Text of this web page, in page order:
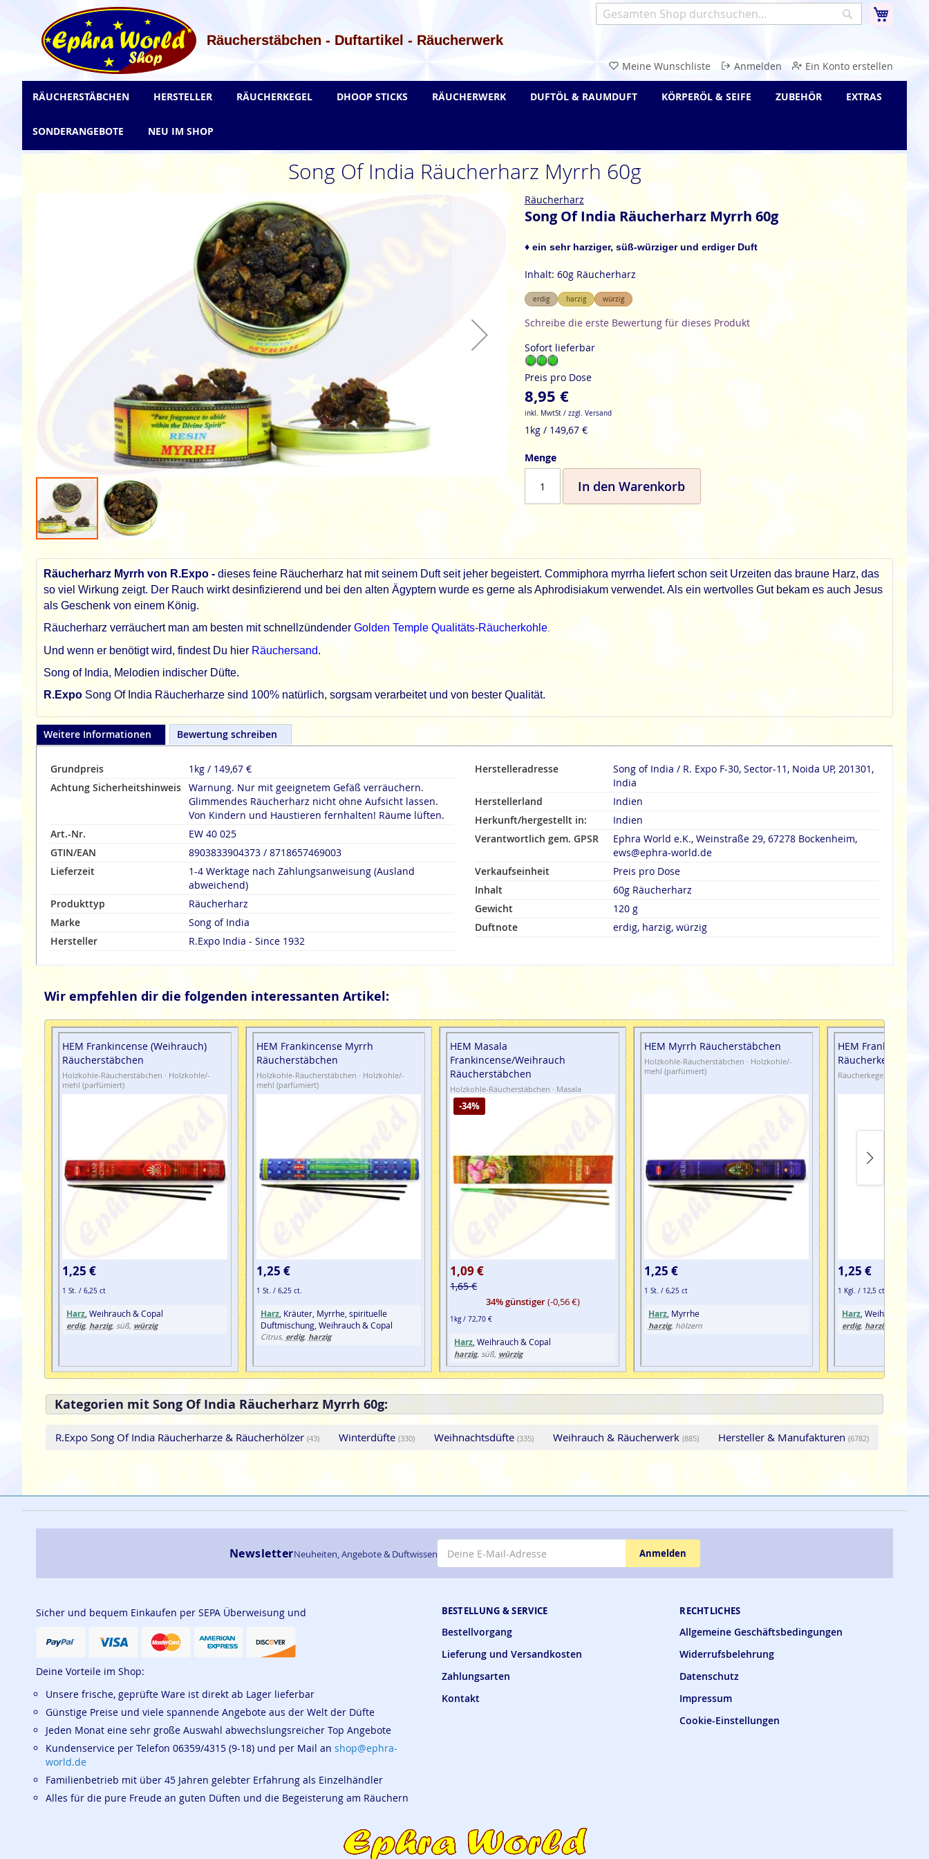
Suche
Räucherstäbchen - Duftartikel - Räucherwerk
Meine Wunschliste Anmelden Ein Konto erstellen
Inhalt
springen
Song Of India Räucherharz Myrrh 60g
Anfang
der
Bildgalerie
springen
Räucherharz
Song Of India Räucherharz Myrrh 60g
♦ ein sehr harziger, süß-würziger und erdiger Duft
Inhalt: 60g Räucherharz
erdig harzig würzig
Schreibe die erste Bewertung für dieses Produkt
Sofort lieferbar
Preis pro Dose
8,95 €
inkl. MwtSt / zzgl. Versand
1kg / 149,67 €
Menge
In den Warenkorb
Räucherharz Myrrh von R.Expo - dieses feine Räucherharz hat mit seinem Duft seit jeher begeistert. Commiphora myrrha liefert schon seit Urzeiten das braune Harz, das
so viel Wirkung zeigt. Der Rauch wirkt desinfizierend und bei den alten Ägyptern wurde es gerne als Aphrodisiakum verwendet. Als ein wertvolles Gut bekam es auch Jesus
als Geschenk von einem König.
Räucherharz verräuchert man am besten mit schnellzündender Golden Temple Qualitäts-Räucherkohle
Und wenn er benötigt wird, findest Du hier Räuchersand.
Song of India, Melodien indischer Düfte.
R.Expo Song Of India Räucherharze sind 100% natürlich, sorgsam verarbeitet und von bester Qualität.
Weitere Informationen
Grundpreis
1kg / 149,67 €
Achtung Sicherheitshinweis Warnung. Nur mit geeignetem Gefäß verräuchern.
Glimmendes Räucherharz nicht ohne Aufsicht lassen.
Von Kindern und Haustieren fernhalten! Räume lüften.
Art.-Nr.
EW 40 025
GTIN/EAN
8903833904373 / 8718657469003
Lieferzeit
1-4 Werktage nach Zahlungsanweisung (Ausland
abweichend)
Produkttyp
Räucherharz
Marke
Song of India
Hersteller
R.Expo India - Since 1932
Herstelleradresse
Song of India / R. Expo F-30, Sector-11, Noida UP, 201301,
India
Herstellerland
Indien
Herkunft/hergestellt in:
Indien
Verantwortlich gem. GPSR
Ephra World e.K., Weinstraße 29, 67278 Bockenheim,
ews@ephra-world.de
Verkaufseinheit
Preis pro Dose
Inhalt
60g Räucherharz
Gewicht
120 g
Duftnote
erdig, harzig, würzig
Bewertung schreiben
Wir empfehlen dir die folgenden interessanten Artikel:
HEM Frankincense (Weihrauch)
Räucherstäbchen
Holzkohle-Räucherstäbchen · Holzkohle/-
mehl (parfümiert)
1,25 €
1 St. / 6,25 ct
Harz , Weihrauch & Copal
erdig, harzig, süß, würzig
HEM Frankincense Myrrh
Räucherstäbchen
Holzkohle-Räucherstäbchen · Holzkohle/-
mehl (parfümiert)
1,25 €
1 St. / 6,25 ct.
Harz, Kräuter, Myrrhe, spirituelle
Duftmischung, Weihrauch & Copal
Citrus, erdig, harzig
HEM Masala
Frankincense/Weihrauch
Räucherstäbchen
Holzkohle-Räucherstäbchen · Masala
-34%
1,09 €
1,65 €
34% günstiger (-0,56 €)
1kg / 72,70 €
Harz , Weihrauch & Copal
harzig, süß, würzig
HEM Myrrh Räucherstäbchen
Holzkohle-Räucherstäbchen · Holzkohle/-
mehl (parfümiert)
1,25 €
1 St. / 6,25 ct
Harz, Myrrhe
harzig, hölzern
HEM Frankincense
Räucherkegel
Räucherkegel · Masala
1,25 €
1 Kgl. / 12,5 ct
Harz , Weihrauch &
erdig, harzig
Kategorien mit Song Of India Räucherharz Myrrh 60g:
R.Expo Song Of India Räucherharze & Räucherhölzer (43) Winterdüfte (330) Weihnachtsdüfte (335) Weihrauch & Räucherwerk (885) Hersteller & Manufakturen (6782)
RÄUCHERSTÄBCHEN HERSTELLER RÄUCHERKEGEL DHOOP STICKS RÄUCHERWERK DUFTÖL & RAUMDUFT KÖRPERÖL & SEIFE ZUBEHÖR EXTRAS
SONDERANGEBOTE NEU IM SHOP
BESTELLUNG & SERVICE
Bestellvorgang
Lieferung und Versandkosten
Zahlungsarten
Kontakt
RECHTLICHES
Allgemeine Geschäftsbedingungen
Widerrufsbelehrung
Datenschutz
Impressum
Cookie-Einstellungen
NewsletterNeuheiten, Angebote & Duftwissen Anmelden
Sicher und bequem Einkaufen per SEPA Überweisung und
Deine Vorteile im Shop:
Unsere frische, geprüfte Ware ist direkt ab Lager lieferbar
Günstige Preise und viele spannende Angebote aus der Welt der Düfte
Jeden Monat eine sehr große Auswahl abwechslungsreicher Top Angebote
Kundenservice per Telefon 06359/4315 (9-18) und per Mail an shop@ephra-
world.de
Familienbetrieb mit über 45 Jahren gelebter Erfahrung als Einzelhändler
Alles für die pure Freude an guten Düften und die Begeisterung am Räuchern